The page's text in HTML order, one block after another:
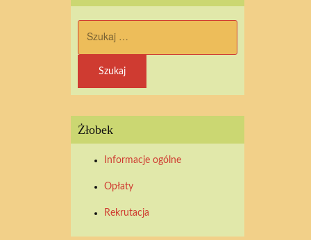
Żłobek
Informacje ogólne
Opłaty
Rekrutacja